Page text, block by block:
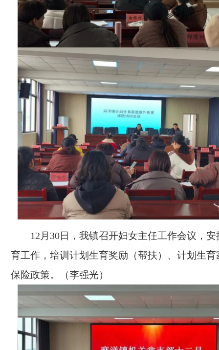
12月30日，我镇召开妇女主任工作会议，
育工作，培训计划生育奖励（帮扶）、计划生
保险政策。（李强光）